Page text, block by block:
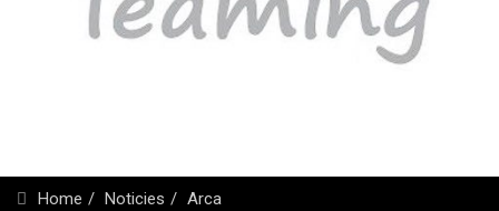
Home Noticies Arca